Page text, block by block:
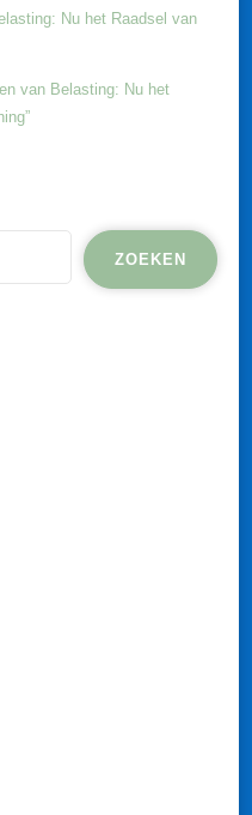
Nu het Raadsel van
van Belasting: Nu het
ZOEKEN